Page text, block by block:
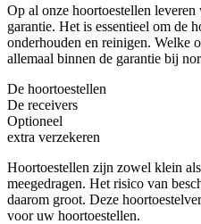
Op al onze hoortoestellen
garantie. Het is essentieel om de
onderhouden en reinigen. Welke
allemaal binnen de garantie bij
De hoortoestellen
De receivers
Optioneel
extra verzekeren
Hoortoestellen zijn zowel klein
meegedragen. Het risico van
daarom groot. Deze
voor uw hoortoestellen.